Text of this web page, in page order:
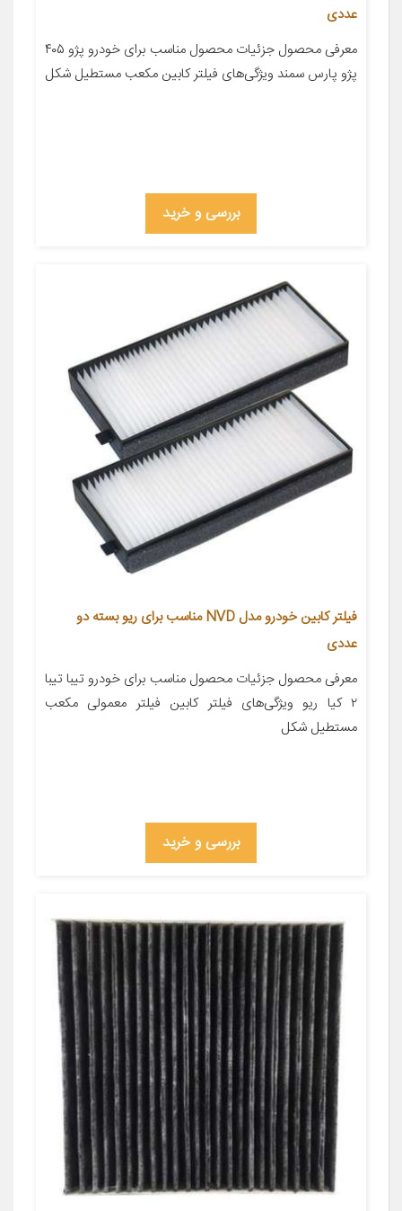
عددی
معرفی محصول جزئیات محصول مناسب برای خودرو پژو ۴۰۵
پژو پارس سمند ویژگی‌های فیلتر کابین مکعب مستطیل شکل
بررسی و خرید
فیلتر کابین خودرو مدل NVD مناسب برای ریو بسته دو
عددی
معرفی محصول جزئیات محصول مناسب برای خودرو تیبا تیبا
۲ کیا ریو ویژگی‌های فیلتر کابین فیلتر معمولی مکعب
مستطیل شکل
بررسی و خرید